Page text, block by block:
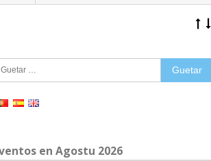
en Agostu 2026